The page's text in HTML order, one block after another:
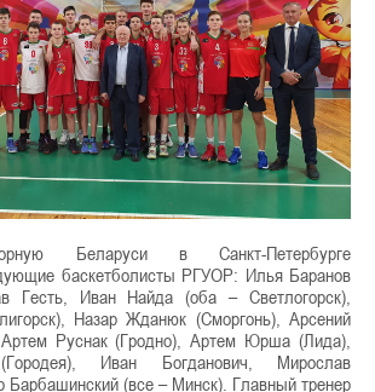
Беларуси в Санкт-Петербурге
баскетболисты РГУОР: Илья Баранов
Гесть, Иван Найда (оба – Светлогорск),
Назар Жданюк (Сморгонь), Арсений
Руснак (Гродно), Артем Юрша (Лида),
Иван Богданович, Мирослав
Барбашинский (все – Минск). Главный тренер